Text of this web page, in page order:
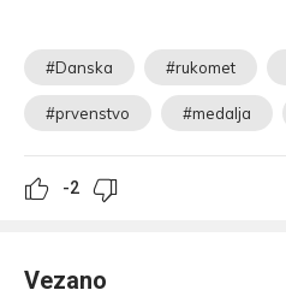
#Danska #rukomet
#prvenstvo #medalja
-2
Vezano